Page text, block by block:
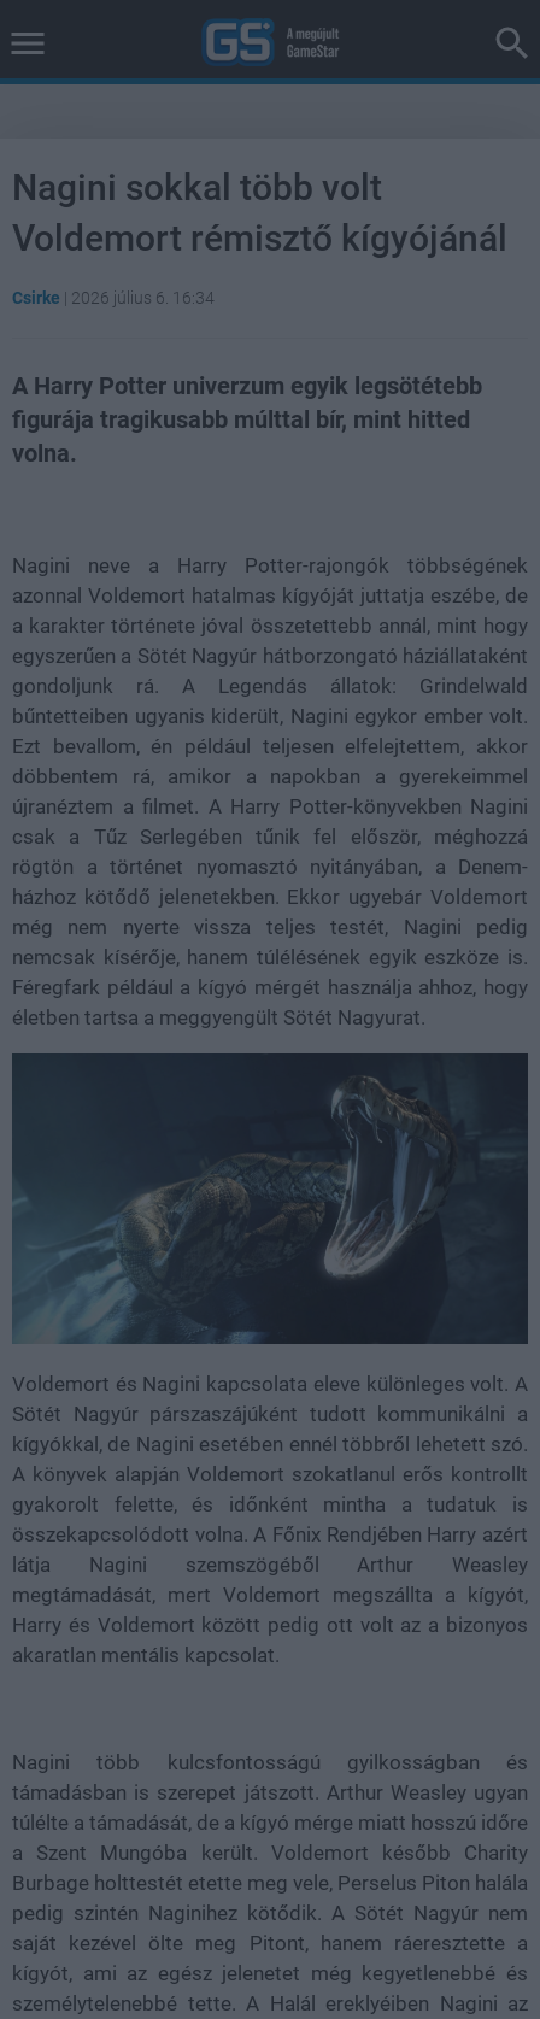
Nagini sokkal több volt
Voldemort rémisztő kígyójánál
Csirke | 2026 július 6. 16:34
A Harry Potter univerzum egyik legsötétebb
figurája tragikusabb múlttal bír, mint hitted
volna.
Nagini neve a Harry Potter-rajongók többségének
azonnal Voldemort hatalmas kígyóját juttatja eszébe, de
a karakter története jóval összetettebb annál, mint hogy
egyszerűen a Sötét Nagyúr hátborzongató háziállataként
gondoljunk rá. A Legendás állatok: Grindelwald
bűntetteiben ugyanis kiderült, Nagini egykor ember volt.
Ezt bevallom, én például teljesen elfelejtettem, akkor
döbbentem rá, amikor a napokban a gyerekeimmel
újranéztem a filmet. A Harry Potter-könyvekben Nagini
csak a Tűz Serlegében tűnik fel először, méghozzá
rögtön a történet nyomasztó nyitányában, a Denem-
házhoz kötődő jelenetekben. Ekkor ugyebár Voldemort
még nem nyerte vissza teljes testét, Nagini pedig
nemcsak kísérője, hanem túlélésének egyik eszköze is.
Féregfark például a kígyó mérgét használja ahhoz, hogy
életben tartsa a meggyengült Sötét Nagyurat.
Voldemort és Nagini kapcsolata eleve különleges volt. A
Sötét Nagyúr párszaszájúként tudott kommunikálni a
kígyókkal, de Nagini esetében ennél többről lehetett szó.
A könyvek alapján Voldemort szokatlanul erős kontrollt
gyakorolt felette, és időnként mintha a tudatuk is
összekapcsolódott volna. A Főnix Rendjében Harry azért
látja Nagini szemszögéből Arthur Weasley
megtámadását, mert Voldemort megszállta a kígyót,
Harry és Voldemort között pedig ott volt az a bizonyos
akaratlan mentális kapcsolat.
Nagini több kulcsfontosságú gyilkosságban és
támadásban is szerepet játszott. Arthur Weasley ugyan
túlélte a támadását, de a kígyó mérge miatt hosszú időre
a Szent Mungóba került. Voldemort később Charity
Burbage holttestét etette meg vele, Perselus Piton halála
pedig szintén Naginihez kötődik. A Sötét Nagyúr nem
saját kezével ölte meg Pitont, hanem ráeresztette a
kígyót, ami az egész jelenetet még kegyetlenebbé és
személytelenebbé tette. A Halál ereklyéiben Nagini az